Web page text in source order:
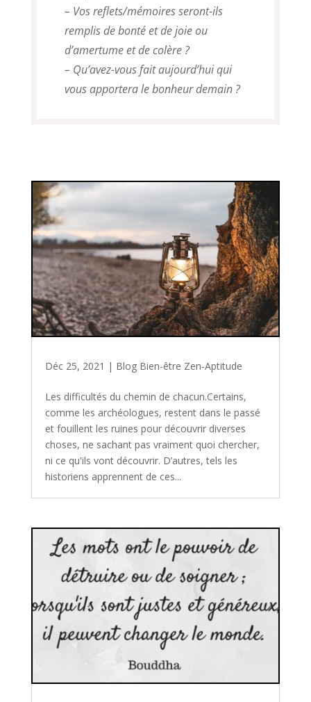
– Vos reflets/mémoires seront-ils
remplis de bonté et de joie ou
d’amertume et de colère ?
– Qu’avez-vous fait aujourd’hui qui
vous apportera le bonheur demain ?
Déc 25, 2021 | Blog Bien-être Zen-Aptitude
Les difficultés du chemin de chacun.Certains,
comme les archéologues, restent dans le passé
et fouillent les ruines pour découvrir diverses
choses, ne sachant pas vraiment quoi chercher,
ni ce qu'ils vont découvrir. D’autres, tels les
historiens apprennent de ces...